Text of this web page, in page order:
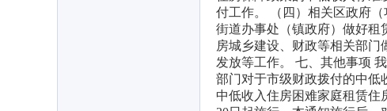
付工作。 （四）相关区政府
街道办事处（镇政府）做好租
房城乡建设、财政等相关部门
发放等工作。 七、其他事项
部门对于市级财政拨付的中低
中低收入住房困难家庭租赁住